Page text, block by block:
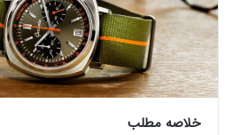
خلاصه مطلب